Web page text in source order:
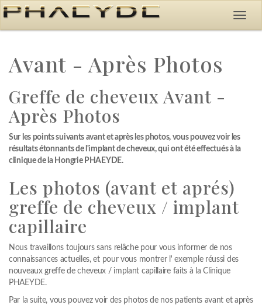
Avant - Après Photos
Greffe de cheveux Avant -
Après Photos
Sur les points suivants avant et après les photos, vous pouvez voir les
résultats étonnants de l'implant de cheveux, qui ont été effectués à la
clinique de la Hongrie PHAEYDE.
Les photos (avant et aprés)
greffe de cheveux / implant
capillaire
Nous travaillons toujours sans relâche pour vous informer de nos
connaissances actuelles, et pour vous montrer l' exemple réussi des
nouveaux greffe de cheveux / implant capillaire faits à la Clinique
PHAEYDE.
Par la suite, vous pouvez voir des photos de nos patients avant et après